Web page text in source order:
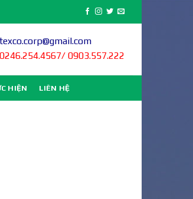
0246.254.4567/ 0903.557.222
HIỆN LIÊN HỆ